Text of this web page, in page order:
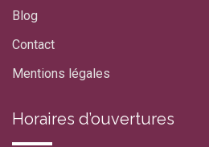
Blog
Contact
Mentions légales
Horaires d’ouvertures